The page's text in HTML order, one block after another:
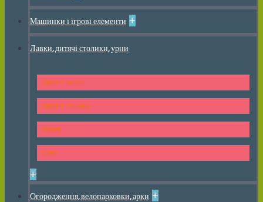
Машинки і ігрові елементи +
Лавки, дитячі столики, урни
Дитячі лавки
Дитячі столики
Лавки
Урни
+
Огородження, велопарковки, арки +